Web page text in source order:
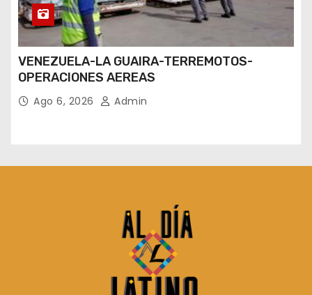
VENEZUELA-LA GUAIRA-TERREMOTOS-
OPERACIONES AEREAS
Ago 6, 2026 Admin